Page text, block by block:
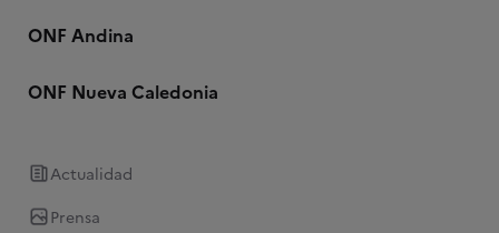
ONF Andina
ONF Nueva Caledonia
Actualidad
Prensa